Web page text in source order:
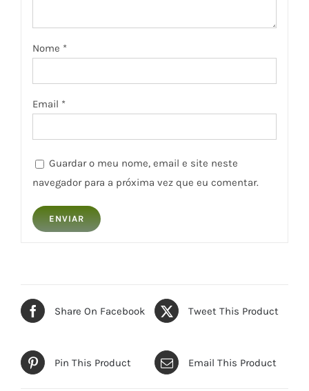
Nome *
Email *
Guardar o meu nome, email e site neste
navegador para a próxima vez que eu comentar.
Share On Facebook Tweet This Product
Pin This Product Email This Product